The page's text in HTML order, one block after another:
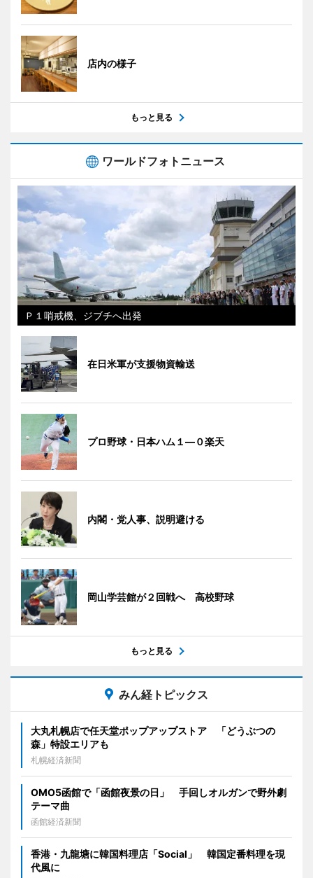
店内の様子
もっと見る
ワールドフォトニュース
Ｐ１哨戒機、ジブチへ出発
在日米軍が支援物資輸送
プロ野球・日本ハム１―０楽天
内閣・党人事、説明避ける
岡山学芸館が２回戦へ 高校野球
もっと見る
みん経トピックス
大丸札幌店で任天堂ポップアップストア 「どうぶつの
森」特設エリアも
札幌経済新聞
OMO5函館で「函館夜景の日」 手回しオルガンで野外劇
テーマ曲
函館経済新聞
香港・九龍塘に韓国料理店「Social」 韓国定番料理を現
代風に